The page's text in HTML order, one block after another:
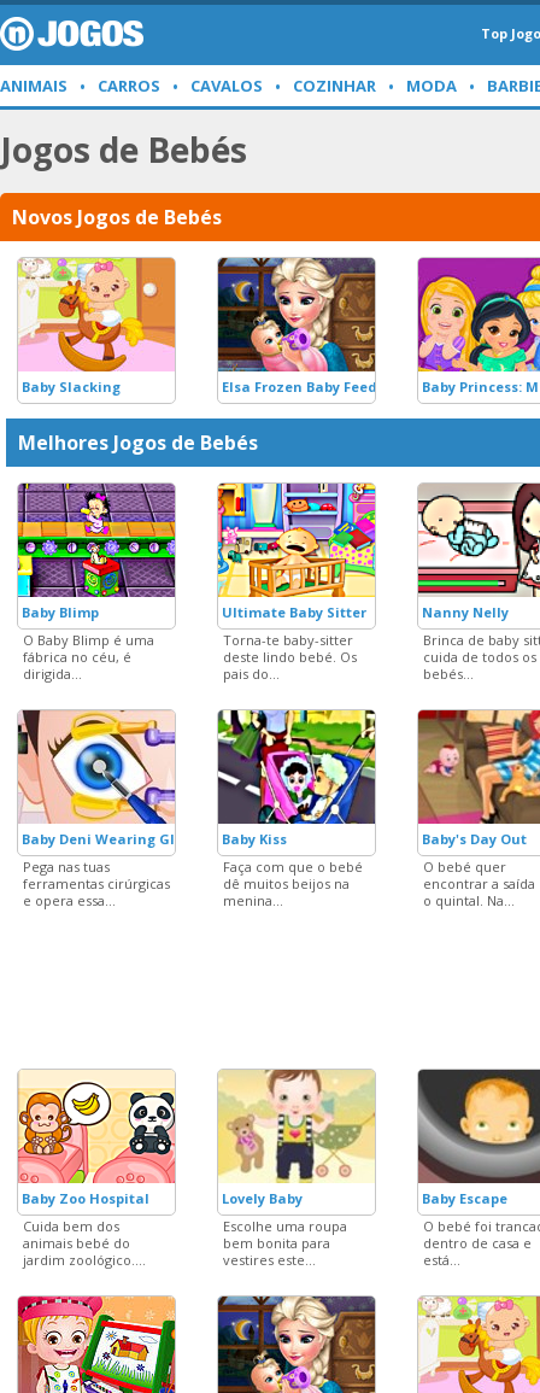
Top
ANIMAIS CARROS CAVALOS COZINHAR MODA
Jogos de Bebés
Novos Jogos de Bebés
Baby Slacking Elsa Frozen Baby Feeding Baby Princess:
Melhores Jogos de Bebés
Baby Blimp
O Baby Blimp é uma
fábrica no céu, é
dirigida...
Ultimate Baby Sitter
Torna-te baby-sitter
deste lindo bebé. Os
pais do...
Nanny Nelly
Brinca de baby
cuida de todos os
bebés...
Baby Deni Wearing Glasses
Pega nas tuas
ferramentas cirúrgicas
e opera essa...
Baby Kiss
Faça com que o bebé
dê muitos beijos na
menina...
Baby's Day Out
O bebé quer
encontrar a saída
o quintal. Na...
Baby Zoo Hospital
Cuida bem dos
animais bebé do
jardim zoológico....
Lovely Baby
Escolhe uma roupa
bem bonita para
vestires este...
Baby Escape
O bebé foi
dentro de casa e
está...